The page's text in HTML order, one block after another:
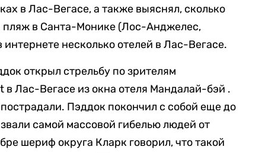
в Лас-Вегасе, а также выяснял, сколько
пляж в Санта-Монике (Лос-Анджелес,
несколько отелей в Лас-Вегасе.
открыл стрельбу по зрителям
в Лас-Вегасе из окна отеля Мандалай-бэй .
Пэддок покончил с собой еще до
самой массовой гибелью людей от
шериф округа Кларк говорил, что такой